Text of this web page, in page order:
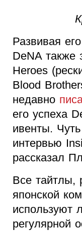
Развивая
DeNA также
Heroes
Blood
недавно
его успеха
ивенты.
интервью
рассказал
Все тайтлы,
японской
используют
регулярной